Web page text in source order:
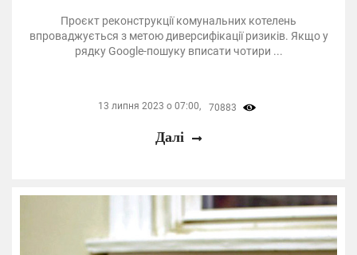
Проєкт реконструкції комунальних котелень
впроваджується з метою диверсифікації ризиків. Якщо у
рядку Google-пошуку вписати чотири ...
13 липня 2023 о 07:00, 70883
Далі